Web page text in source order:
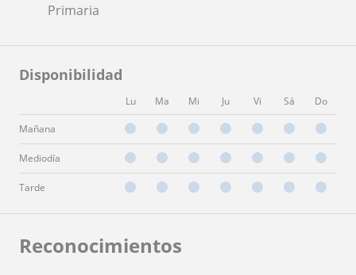
Primaria
Disponibilidad
Lu Ma Mi Ju Vi Sá Do
Mañana
Mediodía
Tarde
Reconocimientos